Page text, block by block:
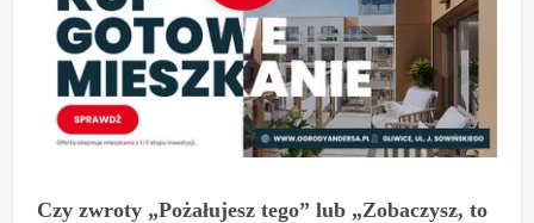
Czy zwroty „Pożałujesz tego” lub „Zobaczysz, to